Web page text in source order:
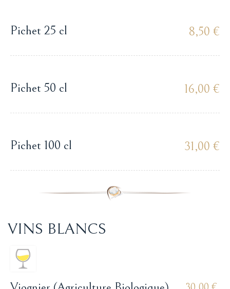
Pichet 25 cl 8,50 €
Pichet 50 cl 16,00 €
Pichet 100 cl 31,00 €
VINS BLANCS